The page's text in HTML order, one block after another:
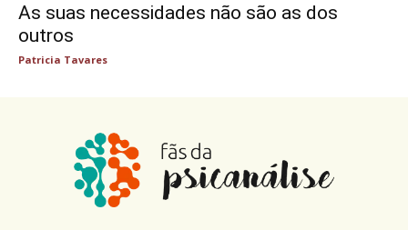
As suas necessidades não são as dos
outros
Patricia Tavares